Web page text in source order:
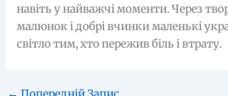
навіть у найважчі моменти. Через
малюнок і добрі вчинки маленькі
світло тим, хто пережив біль і втрату.